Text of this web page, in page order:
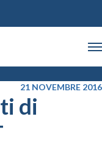
21 NOVEMBRE 2016
di